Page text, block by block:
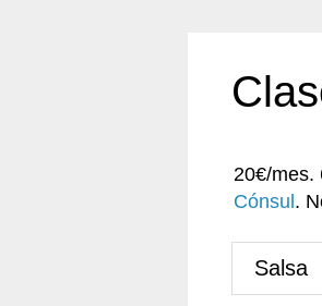
20€/mes.
Cónsul .
Salsa